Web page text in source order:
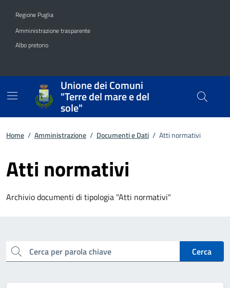
Regione Puglia
Amministrazione trasparente
Albo pretorio
Unione dei Comuni
"Terre del mare e del
sole"
Home / Amministrazione / Documenti e Dati / Atti normativi
Atti normativi
Archivio documenti di tipologia "Atti normativi"
cerca Cerca